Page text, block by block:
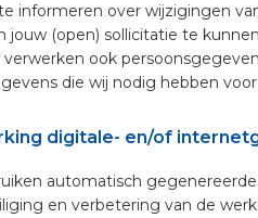
informeren over wijzigingen
jouw (open) sollicitatie te
verwerken ook
die wij nodig hebben
digitale- en/of
automatisch
en verbetering van de